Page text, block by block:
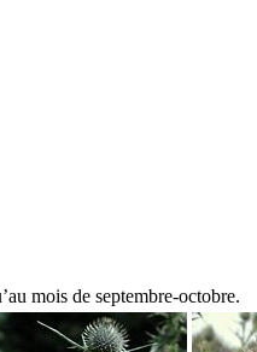
mois de septembre-octobre.